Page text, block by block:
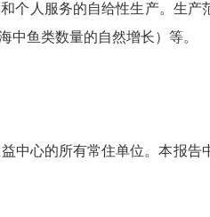
个人服务的自给性生产。生
中鱼类数量的自然增长）等。
心的所有常住单位。本报告